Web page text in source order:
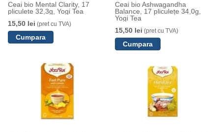
Ceai bio Mental Clarity, 17
pliculete 32,3g, Yogi Tea
15,50 lei (pret cu TVA)
Ceai bio Ashwagandha
Balance, 17 pliculețe 34,0g,
Yogi Tea
15,50 lei (pret cu TVA)